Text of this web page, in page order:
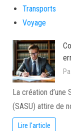
Transports
Voyage
La création
(SASU) attire de
Lire l'article